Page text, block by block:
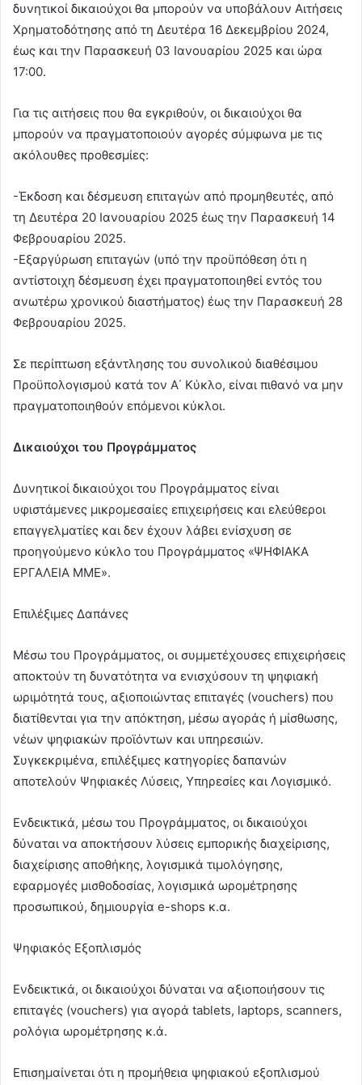
δυνητικοί δικαιούχοι θα μπορούν να υποβάλουν Αιτήσεις
Χρηματοδότησης από τη Δευτέρα 16 Δεκεμβρίου 2024,
έως και την Παρασκευή 03 Ιανουαρίου 2025 και ώρα
17:00.
Για τις αιτήσεις που θα εγκριθούν, οι δικαιούχοι θα
μπορούν να πραγματοποιούν αγορές σύμφωνα με τις
ακόλουθες προθεσμίες:
-Έκδοση και δέσμευση επιταγών από προμηθευτές, από
τη Δευτέρα 20 Ιανουαρίου 2025 έως την Παρασκευή 14
Φεβρουαρίου 2025.
-Εξαργύρωση επιταγών (υπό την προϋπόθεση ότι η
αντίστοιχη δέσμευση έχει πραγματοποιηθεί εντός του
ανωτέρω χρονικού διαστήματος) έως την Παρασκευή 28
Φεβρουαρίου 2025.
Σε περίπτωση εξάντλησης του συνολικού διαθέσιμου
Προϋπολογισμού κατά τον Α΄ Κύκλο, είναι πιθανό να μην
πραγματοποιηθούν επόμενοι κύκλοι.
Δικαιούχοι του Προγράμματος
Δυνητικοί δικαιούχοι του Προγράμματος είναι
υφιστάμενες μικρομεσαίες επιχειρήσεις και ελεύθεροι
επαγγελματίες και δεν έχουν λάβει ενίσχυση σε
προηγούμενο κύκλο του Προγράμματος «ΨΗΦΙΑΚΑ
ΕΡΓΑΛΕΙΑ ΜΜΕ».
Επιλέξιμες Δαπάνες
Μέσω του Προγράμματος, οι συμμετέχουσες επιχειρήσεις
αποκτούν τη δυνατότητα να ενισχύσουν τη ψηφιακή
ωριμότητά τους, αξιοποιώντας επιταγές (vouchers) που
διατίθενται για την απόκτηση, μέσω αγοράς ή μίσθωσης,
νέων ψηφιακών προϊόντων και υπηρεσιών.
Συγκεκριμένα, επιλέξιμες κατηγορίες δαπανών
αποτελούν Ψηφιακές Λύσεις, Υπηρεσίες και Λογισμικό.
Ενδεικτικά, μέσω του Προγράμματος, οι δικαιούχοι
δύναται να αποκτήσουν λύσεις εμπορικής διαχείρισης,
διαχείρισης αποθήκης, λογισμικά τιμολόγησης,
εφαρμογές μισθοδοσίας, λογισμικά ωρομέτρησης
προσωπικού, δημιουργία e-shops κ.α.
Ψηφιακός Εξοπλισμός
Ενδεικτικά, οι δικαιούχοι δύναται να αξιοποιήσουν τις
επιταγές (vouchers) για αγορά tablets, laptops, scanners,
ρολόγια ωρομέτρησης κ.ά.
Επισημαίνεται ότι η προμήθεια ψηφιακού εξοπλισμού